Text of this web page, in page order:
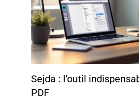
Sejda : l’outil
PDF